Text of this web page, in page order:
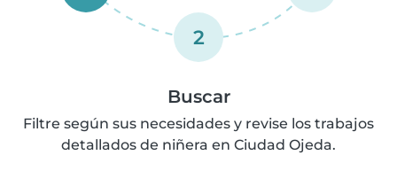
2
Buscar
Filtre según sus necesidades y revise los trabajos
detallados de niñera en Ciudad Ojeda.